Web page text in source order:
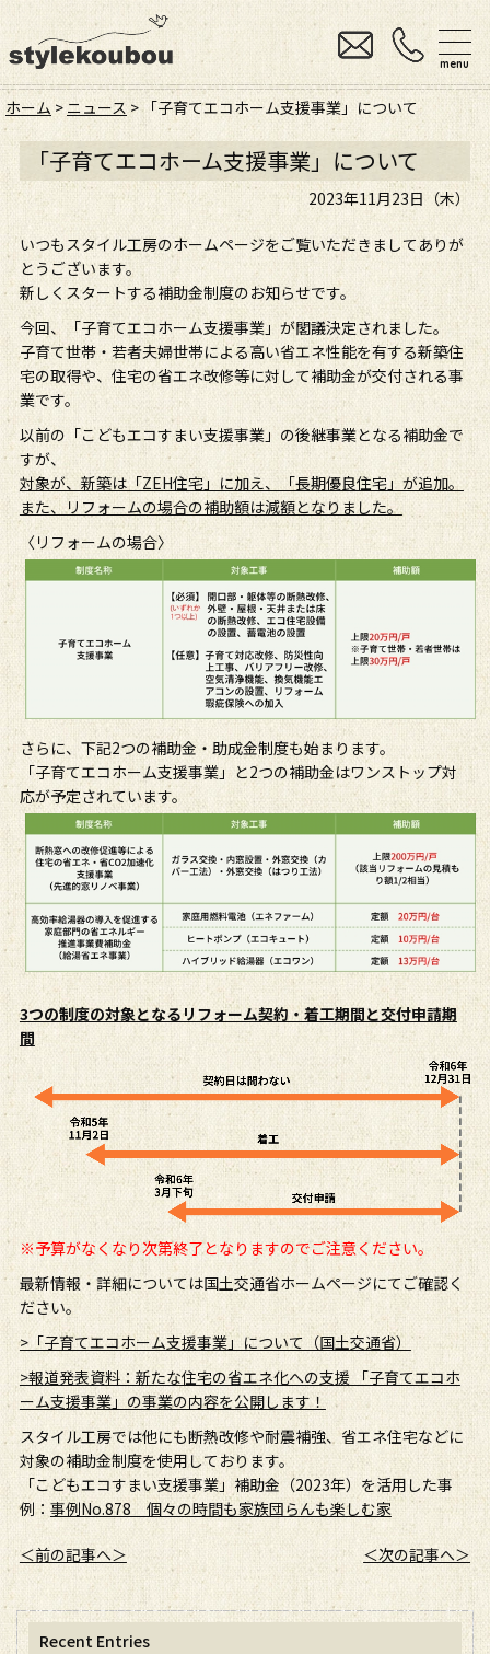
menu
ホーム > ニュース > 「子育てエコホーム支援事業」について
「子育てエコホーム支援事業」について
2023年11月23日（木）
いつもスタイル工房のホームページをご覧いただきましてありが
とうございます。
新しくスタートする補助金制度のお知らせです。
今回、「子育てエコホーム支援事業」が閣議決定されました。
子育て世帯・若者夫婦世帯による高い省エネ性能を有する新築住
宅の取得や、住宅の省エネ改修等に対して補助金が交付される事
業です。
以前の「こどもエコすまい支援事業」の後継事業となる補助金で
すが、
対象が、新築は「ZEH住宅」に加え、「長期優良住宅」が追加。
また、リフォームの場合の補助額は減額となりました。
〈リフォームの場合〉
さらに、下記2つの補助金・助成金制度も始まります。
「子育てエコホーム支援事業」と2つの補助金はワンストップ対
応が予定されています。
3つの制度の対象となるリフォーム契約・着工期間と交付申請期
間
※予算がなくなり次第終了となりますのでご注意ください。
最新情報・詳細については国土交通省ホームページにてご確認く
ださい。
>「子育てエコホーム支援事業」について（国土交通省）
>報道発表資料：新たな住宅の省エネ化への支援 「子育てエコホ
ーム支援事業」の事業の内容を公開します！
スタイル工房では他にも断熱改修や耐震補強、省エネ住宅などに
対象の補助金制度を使用しております。
「こどもエコすまい支援事業」補助金（2023年）を活用した事
例： 事例No.878 個々の時間も家族団らんも楽しむ家
＜前の記事へ＞ ＜次の記事へ＞
Recent Entries